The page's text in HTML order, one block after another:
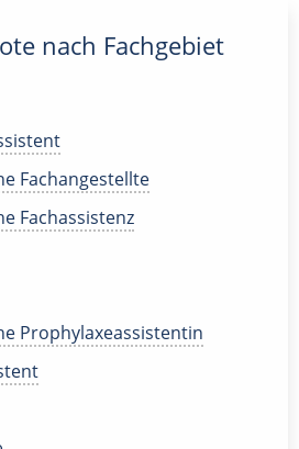
nach Fachgebiet
Fachangestellte
Fachassistenz
Prophylaxeassistentin